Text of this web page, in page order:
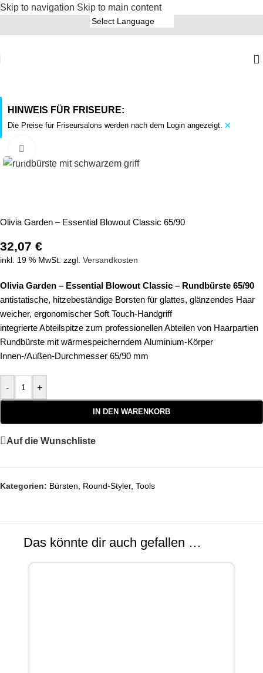
Skip to navigation Skip to main content
HINWEIS FÜR FRISEURE:
Die Preise für Friseursalons werden nach dem Login angezeigt. ×
Olivia Garden – Essential Blowout Classic 65/90
32,07 €
inkl. 19 % MwSt. zzgl. Versandkosten
Olivia Garden – Essential Blowout Classic – Rundbürste 65/90
antistatische, hitzebeständige Borsten für glattes, glänzendes Haar
weicher, ergonomischer Soft Touch-Handgriff
integrierte Abteilspitze zum professionellen Abteilen von Haarpartien
Rundbürste mit wärmespeicherndem Aluminium-Körper
Innen-/Außen-Durchmesser 65/90 mm
- +
IN DEN WARENKORB
Auf die Wunschliste
Kategorien: Bürsten Round-Styler, Tools
Das könnte dir auch gefallen …